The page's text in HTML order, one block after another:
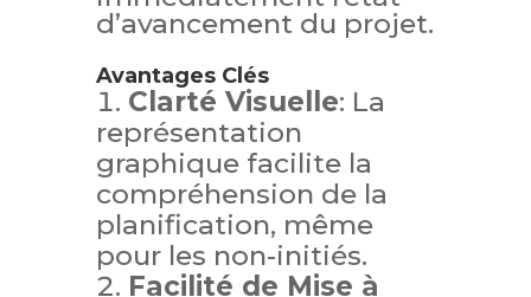
d’avancement du projet.
Avantages Clés
Clarté Visuelle: La
représentation
graphique facilite la
compréhension de la
planification, même
pour les non-initiés.
Facilité de Mise à